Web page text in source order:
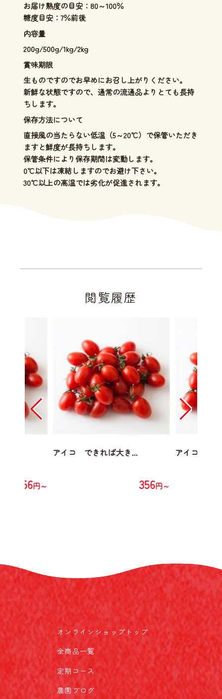
お届け熟度の目安：80～100％
糖度目安：7％前後
内容量
200g/500g/1kg/2kg
賞味期限
生ものですのでお早めにお召し上がりください。
新鮮な状態ですので、通常の流通品よりとても長持
ちします。
保存方法について
直接風の当たらない低温（5～20℃）で保管いただき
ますと鮮度が長持ちします。
保管条件により保存期間は変動します。
0℃以下は凍結しますのでお避け下さい。
30℃以上の高温では劣化が促進されます。
閲覧履歴
356円～
アイコ できれば大き...
356円～
アイコ で
オンラインショップトップ
全商品一覧
定期コース
農園ブログ